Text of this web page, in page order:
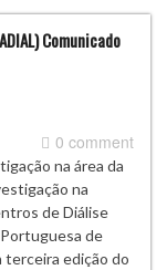
Comunicado
0 comment
na área da
na
de Diálise
de
terceira edição do